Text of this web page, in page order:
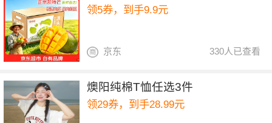
领5券，到手9.9元
330人已查看
京东
燠阳纯棉T恤任选3件
领29券，到手28.99元